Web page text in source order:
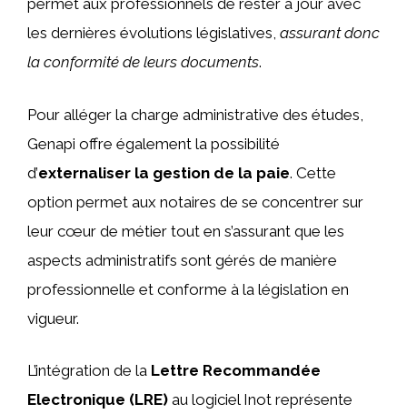
permet aux professionnels de rester à jour avec
les dernières évolutions législatives, assurant donc
la conformité de leurs documents.
Pour alléger la charge administrative des études,
Genapi offre également la possibilité
d’externaliser la gestion de la paie. Cette
option permet aux notaires de se concentrer sur
leur cœur de métier tout en s’assurant que les
aspects administratifs sont gérés de manière
professionnelle et conforme à la législation en
vigueur.
L’intégration de la Lettre Recommandée
Electronique (LRE) au logiciel Inot représente